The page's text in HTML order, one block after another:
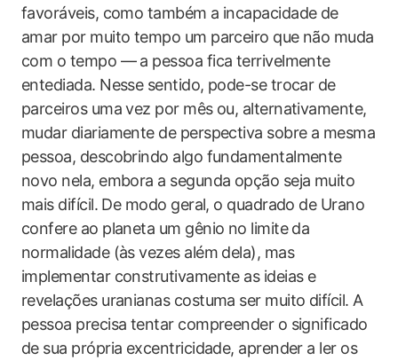
favoráveis, como também a incapacidade de
amar por muito tempo um parceiro que não muda
com o tempo — a pessoa fica terrivelmente
entediada. Nesse sentido, pode-se trocar de
parceiros uma vez por mês ou, alternativamente,
mudar diariamente de perspectiva sobre a mesma
pessoa, descobrindo algo fundamentalmente
novo nela, embora a segunda opção seja muito
mais difícil. De modo geral, o quadrado de Urano
confere ao planeta um gênio no limite da
normalidade (às vezes além dela), mas
implementar construtivamente as ideias e
revelações uranianas costuma ser muito difícil. A
pessoa precisa tentar compreender o significado
de sua própria excentricidade, aprender a ler os